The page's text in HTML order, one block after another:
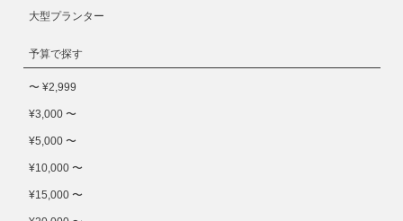
大型プランター
予算で探す
〜 ¥2,999
¥3,000 〜
¥5,000 〜
¥10,000 〜
¥15,000 〜